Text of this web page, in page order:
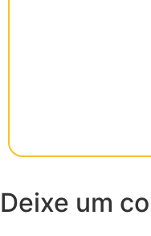
Deixe um